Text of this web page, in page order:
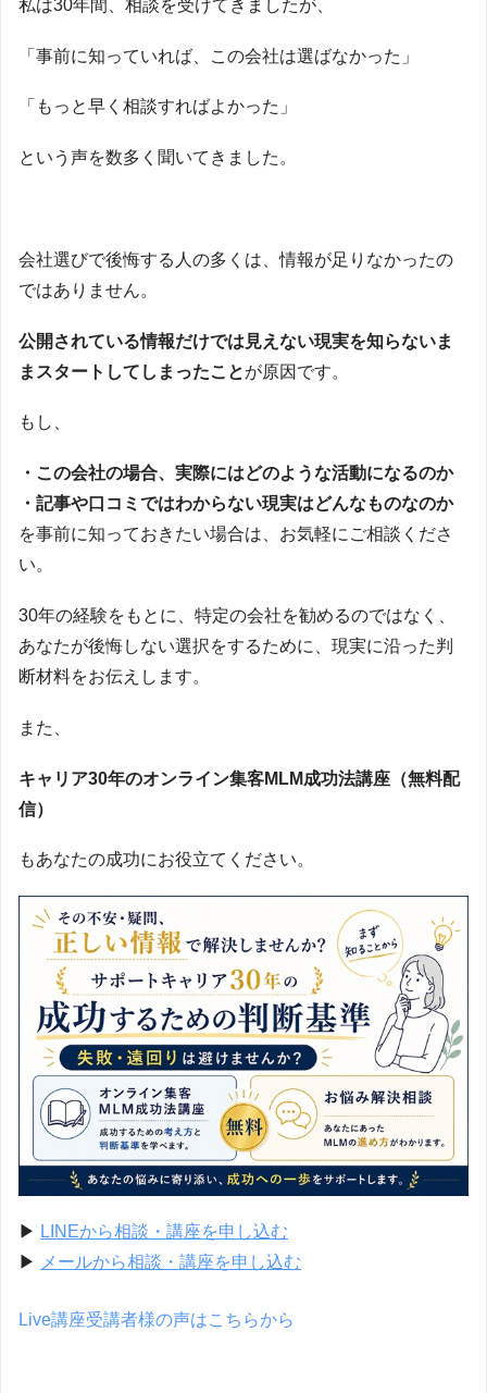
私は30年間、相談を受けてきましたが、
「事前に知っていれば、この会社は選ばなかった」
「もっと早く相談すればよかった」
という声を数多く聞いてきました。
会社選びで後悔する人の多くは、情報が足りなかったの
ではありません。
公開されている情報だけでは見えない現実を知らないま
まスタートしてしまったことが原因です。
もし、
・この会社の場合、実際にはどのような活動になるのか
・記事や口コミではわからない現実はどんなものなのか
を事前に知っておきたい場合は、お気軽にご相談くださ
い。
30年の経験をもとに、特定の会社を勧めるのではなく、
あなたが後悔しない選択をするために、現実に沿った判
断材料をお伝えします。
また、
キャリア30年のオンライン集客MLM成功法講座（無料配
信）
もあなたの成功にお役立てください。
▶ LINEから相談・講座を申し込む
▶
メールから相談・講座を申し込む
Live講座受講者様の声はこちらから